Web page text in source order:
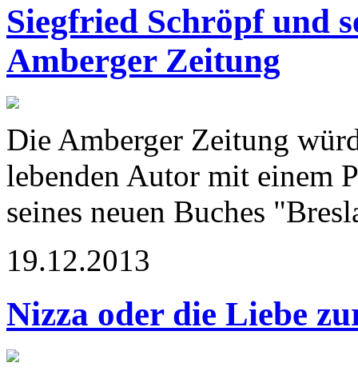
Siegfried Schröpf und
Amberger Zeitung
Die Amberger Zeitung
lebenden Autor mit einem
seines neuen Buches
19.12.2013
Nizza oder die Liebe